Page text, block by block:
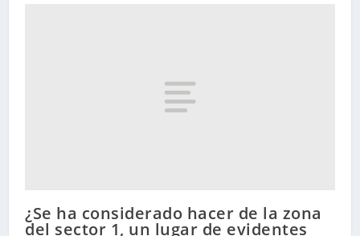
¿Se ha considerado hacer de la zona
del sector 1, un lugar de evidentes